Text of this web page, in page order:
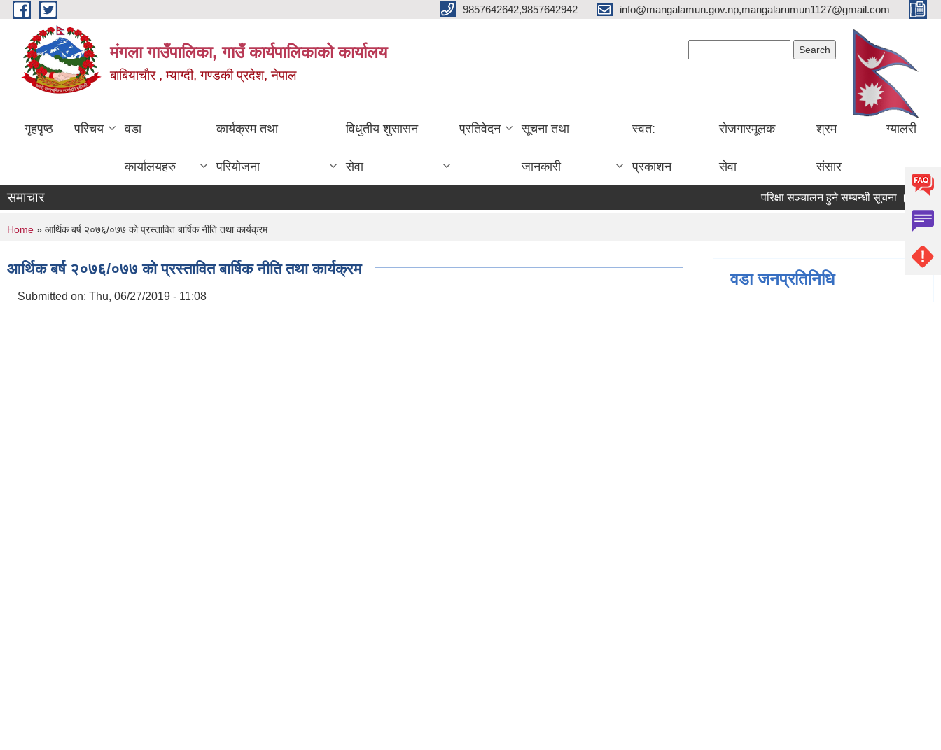
Skip to main content 9857642642,9857642942 info@mangalamun.gov.np,mangalarumun1127@gmail.com
मंगला गाउँपालिका, गाउँ कार्यपालिकाको कार्यालय
बाबियाचौर , म्याग्दी, गण्डकी प्रदेश, नेपाल
गृहपृष्ठ परिचय वडा
कार्यालयहरु
कार्यक्रम तथा
परियोजना
विधुतीय शुसासन
सेवा
प्रतिवेदन सूचना तथा
जानकारी
स्वत:
प्रकाशन
रोजगारमूलक
सेवा
श्रम
संसार
ग्यालरी
समाचार परिक्षा सञ्चालन हुने सम्बन्धी सूचना ।
You are here
Home » आर्थिक बर्ष २०७६/०७७ को प्रस्तावित बार्षिक नीति तथा कार्यक्रम
आर्थिक बर्ष २०७६/०७७ को प्रस्तावित बार्षिक नीति तथा कार्यक्रम
Submitted on: Thu, 06/27/2019 - 11:08
वडा जनप्रतिनिधि